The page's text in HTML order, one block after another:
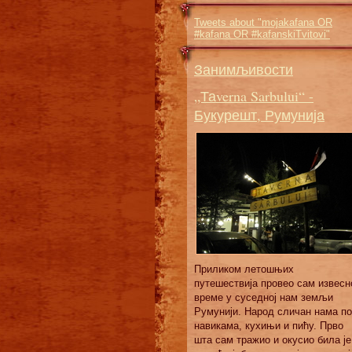
Tweets about "mojakafana OR
#kafana OR #kafanskiTvitovi"
Занимљивости
„Таverna Sarbului“ -
Букурешт, Румунија
Приликом летошњих
путешествија провео сам
време у суседној нам земљи
Румунији. Народ сличан нама по
навикама, кухињи и пићу. Прво
шта сам тражио и окусио била је